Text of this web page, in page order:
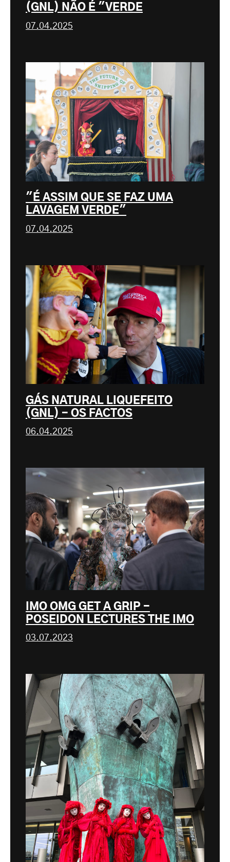
(GNL) NÃO É "VERDE
07.04.2025
"É ASSIM QUE SE FAZ UMA
LAVAGEM VERDE"
07.04.2025
GÁS NATURAL LIQUEFEITO
(GNL) - OS FACTOS
06.04.2025
IMO OMG GET A GRIP -
POSEIDON LECTURES THE IMO
03.07.2023